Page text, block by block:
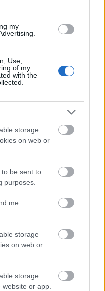
my
Use,
of my
with the
storage
on web or
be sent to
purposes.
me
storage
on web or
storage
or app.
blackberry
penyakit gusi dan
senyawa
Ini adalah cara
ke dalam camilan
gigi. Buah ini juga
Hal ini dapat
gusi dan membuat
dari
enak; buah ini juga
kaya akan polifenol,
ini dapat
dalam tubuh.
masalah kesehatan
dan diabetes.
ke dalam makanan
risiko ini. Hal